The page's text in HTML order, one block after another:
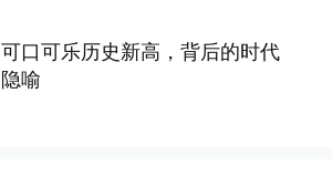
可口可乐历史新高，背后的时代
隐喻